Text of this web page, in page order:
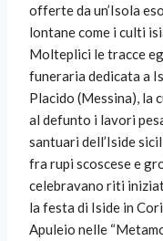
offerte da un’Isola
lontane come i culti
Molteplici le tracce
funeraria dedicata a
Placido (Messina), la
al defunto i lavori
santuari dell’Iside
fra rupi scoscese e
celebravano riti
la festa di Iside in
Apuleio nelle